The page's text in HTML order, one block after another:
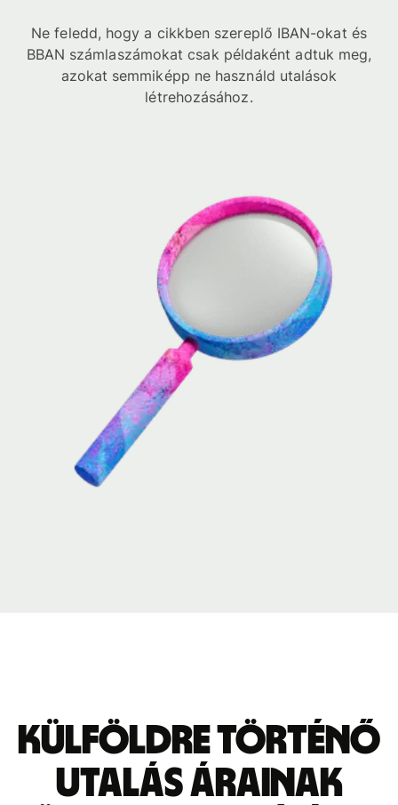
Ne feledd, hogy a cikkben szereplő IBAN-okat és
BBAN számlaszámokat csak példaként adtuk meg,
azokat semmiképp ne használd utalások
létrehozásához.
Külföldre történő
utalás árainak